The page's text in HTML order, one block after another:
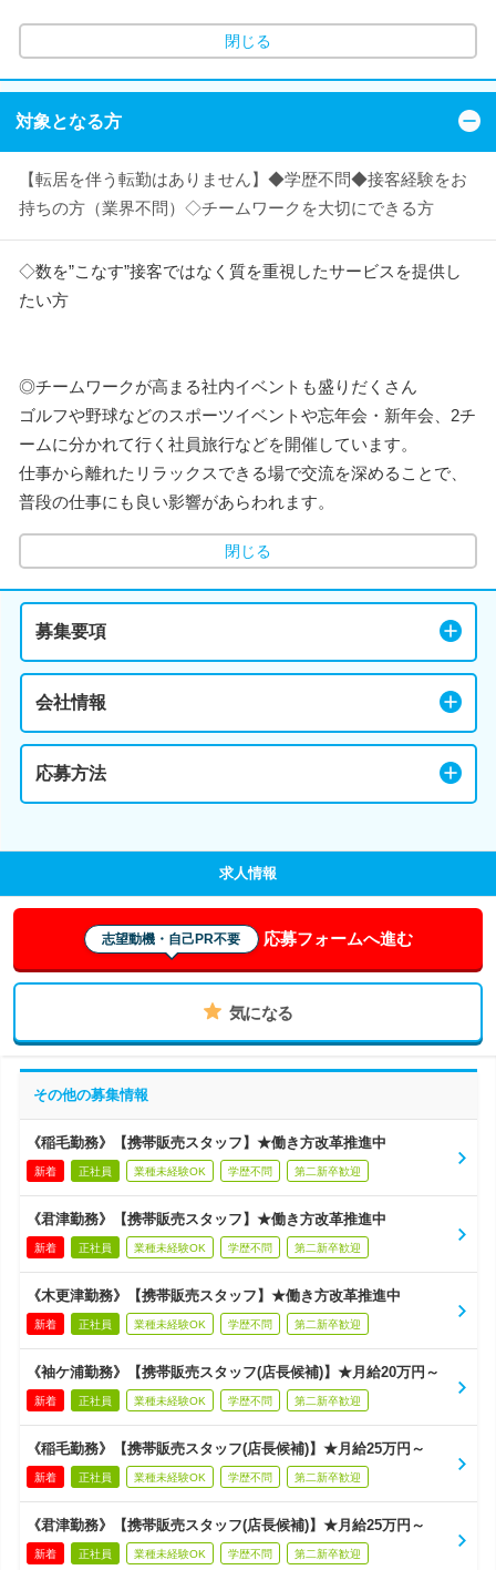
閉じる
対象となる方
【転居を伴う転勤はありません】◆学歴不問◆接客経験をお
持ちの方（業界不問）◇チームワークを大切にできる方
◇数を”こなす”接客ではなく質を重視したサービスを提供し
たい方
◎チームワークが高まる社内イベントも盛りだくさん
ゴルフや野球などのスポーツイベントや忘年会・新年会、2チ
ームに分かれて行く社員旅行などを開催しています。
仕事から離れたリラックスできる場で交流を深めることで、
普段の仕事にも良い影響があらわれます。
閉じる
募集要項
会社情報
応募方法
求人情報
志望動機・自己PR不要 応募フォームへ進む
気になる
その他の募集情報
《稲毛勤務》【携帯販売スタッフ】★働き方改革推進中
新着 正社員 業種未経験OK 学歴不問 第二新卒歓迎
《君津勤務》【携帯販売スタッフ】★働き方改革推進中
新着 正社員 業種未経験OK 学歴不問 第二新卒歓迎
《木更津勤務》【携帯販売スタッフ】★働き方改革推進中
新着 正社員 業種未経験OK 学歴不問 第二新卒歓迎
《袖ケ浦勤務》【携帯販売スタッフ(店長候補)】★月給20万円～
新着 正社員 業種未経験OK 学歴不問 第二新卒歓迎
《稲毛勤務》【携帯販売スタッフ(店長候補)】★月給25万円～
新着 正社員 業種未経験OK 学歴不問 第二新卒歓迎
《君津勤務》【携帯販売スタッフ(店長候補)】★月給25万円～
新着 正社員 業種未経験OK 学歴不問 第二新卒歓迎